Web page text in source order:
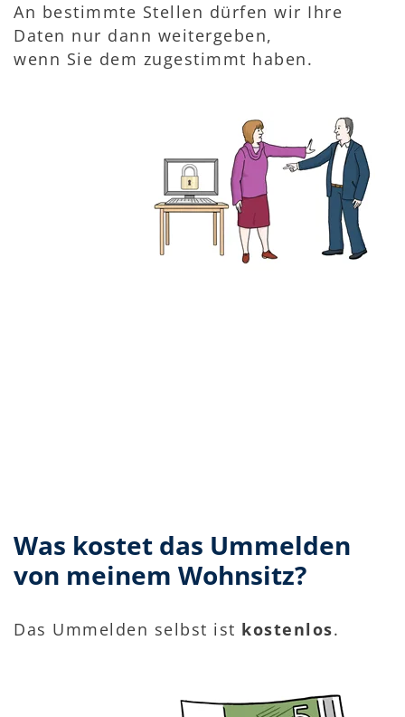
An bestimmte Stellen dürfen wir Ihre
Daten nur dann weitergeben,
wenn Sie dem zugestimmt haben.
Was kostet das Ummelden
von meinem Wohnsitz?
Das Ummelden selbst ist kostenlos.